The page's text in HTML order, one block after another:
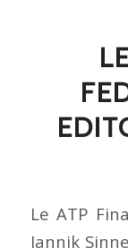
Le ATP
Jannik